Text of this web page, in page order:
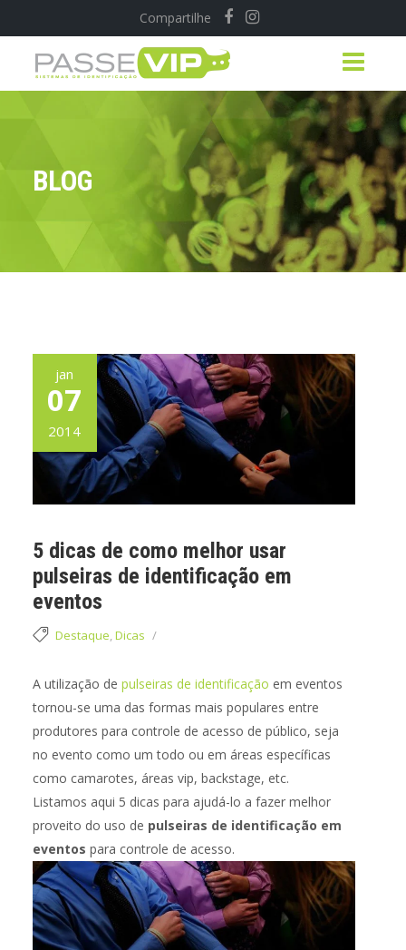
Compartilhe
BLOG
jan
07
2014
5 dicas de como melhor usar
pulseiras de identificação em
eventos
Destaque,Dicas
A utilização de pulseiras de identificação em eventos
tornou-se uma das formas mais populares entre
produtores para controle de acesso de público, seja
no evento como um todo ou em áreas específicas
como camarotes, áreas vip, backstage, etc.
Listamos aqui 5 dicas para ajudá-lo a fazer melhor
proveito do uso de pulseiras de identificação em
eventos para controle de acesso.